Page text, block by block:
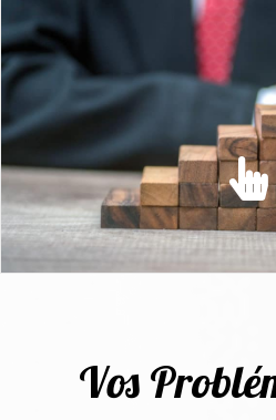
Conseiller les managers et
sens et mobiliser
EN SAVOIR
Vos